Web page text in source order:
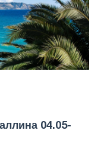
04.05-